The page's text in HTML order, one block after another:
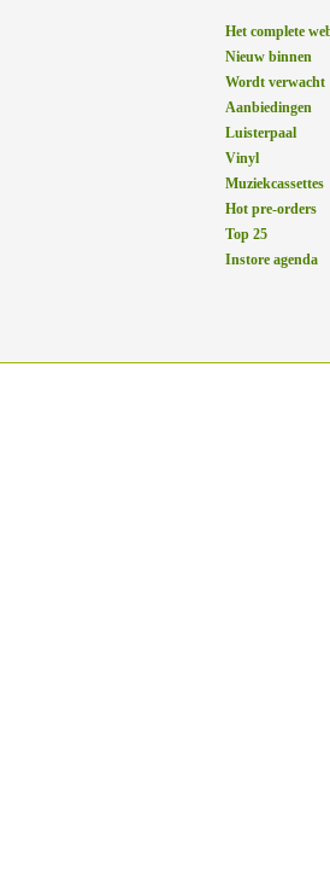
Het complete
Nieuw binnen
Wordt verwacht
Aanbiedingen
Luisterpaal
Vinyl
Muziekcassettes
Hot pre-orders
Top 25
Instore agenda